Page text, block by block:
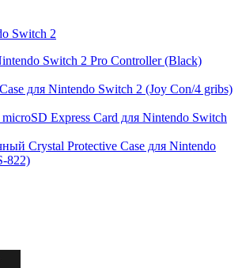
Switch 2
Switch 2 Pro Controller (Black)
для Nintendo Switch 2 (Joy Con/4 gribs)
Express Card для Nintendo Switch
Crystal Protective Case для Nintendo
822)